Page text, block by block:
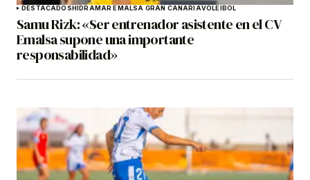
DESTACADOSHIDRAMAR EMALSA GRAN CANARIAVOLEIBOL
Samu Rizk: «Ser entrenador asistente en el CV
Emalsa supone una importante
responsabilidad»